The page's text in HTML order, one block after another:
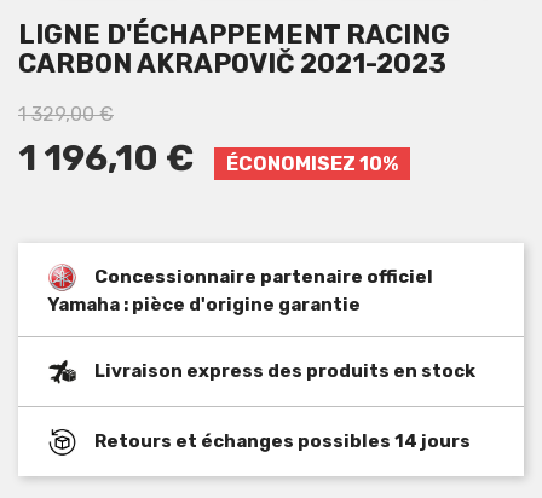
LIGNE D'ÉCHAPPEMENT RACING
CARBON AKRAPOVIČ 2021-2023
1 329,00 €
1 196,10 € ÉCONOMISEZ 10%
Concessionnaire partenaire officiel
Yamaha : pièce d'origine garantie
Livraison express des produits en stock
Retours et échanges possibles 14 jours